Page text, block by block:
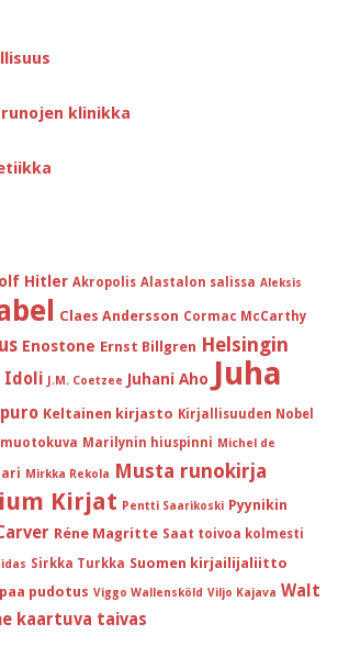
klinikka
Hitler Akropolis Alastalon salissa Aleksis
Claes Andersson Cormac McCarthy
Enostone Ernst Billgren Helsingin
Idoli J.M. Coetzee Juhani Aho Juha
Keltainen kirjasto Kirjallisuuden Nobel
Marilynin hiuspinni Michel de
Mirkka Rekola Musta runokirja
Kirjat Pentti Saarikoski Pyynikin
Réne Magritte Saat toivoa kolmesti
Sirkka Turkka Suomen kirjailijaliitto
pudotus Viggo Wallensköld Viljo Kajava Walt
kaartuva taivas